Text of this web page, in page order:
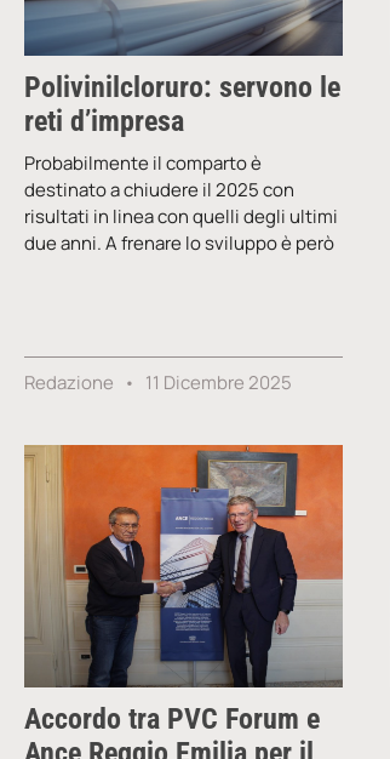
Polivinilcloruro: servono le
reti d’impresa
Probabilmente il comparto è
destinato a chiudere il 2025 con
risultati in linea con quelli degli ultimi
due anni. A frenare lo sviluppo è però
Redazione 11 Dicembre 2025
Accordo tra PVC Forum e